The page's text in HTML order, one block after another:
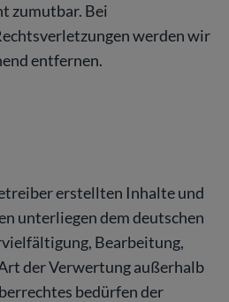
zumutbar. Bei
werden wir
entfernen.
erstellten Inhalte und
unterliegen dem deutschen
Bearbeitung,
der Verwertung außerhalb
bedürfen der